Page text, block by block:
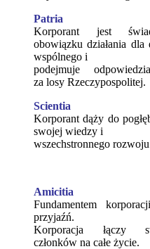
Patria
Korporant jest
obowiązku działania dla
wspólnego i
podejmuje
za losy Rzeczypospolitej.
Scientia
Korporant dąży do
swojej wiedzy i
wszechstronnego
Amicitia
Fundamentem
przyjaźń.
Korporacja łączy
członków na całe życie.